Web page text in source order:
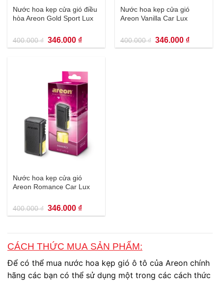
Nước hoa kẹp cửa gió điều
hòa Areon Gold Sport Lux
400.000₫ Giá
gốc
là:
346.000 ₫Giá
hiện
tại
Nước hoa kẹp cửa gió
Areon Vanilla Car Lux
400.000₫ Giá
gốc
là:
346.000 ₫Giá
hiện
tại
Nước hoa kẹp cửa gió
Areon Romance Car Lux
400.000₫ Giá
gốc
là:
346.000 ₫Giá
hiện
tại
346.000 ₫.
CÁCH THỨC MUA SẢN PHẨM:
Để có thể mua nước hoa kẹp gió ô tô của Areon chính
hãng các bạn có thể sử dụng một trong các cách thức